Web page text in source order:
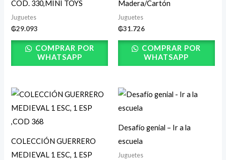
COD. 330,MINI TOYS
Juguetes
₲29.093
COMPRAR POR
WHATSAPP
Madera/Cartón
Juguetes
₲31.726
COMPRAR POR
WHATSAPP
COLECCIÓN GUERRERO
MEDIEVAL 1 ESC, 1 ESP
Desafío genial – Ir a la
escuela
Juguetes